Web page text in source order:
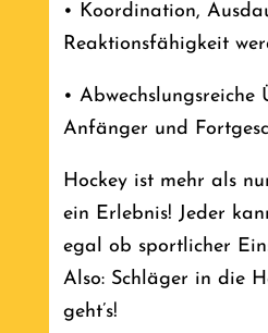
• Koordination,
Reaktionsfähigkeit
• Abwechslungsreiche
Anfänger und
Hockey ist mehr als
ein Erlebnis! Jeder
egal ob sportlicher
Also: Schläger in die
geht’s!